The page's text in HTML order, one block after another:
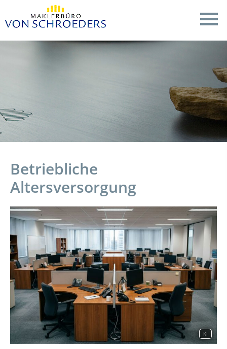
Betriebliche
Altersversorgung
KI